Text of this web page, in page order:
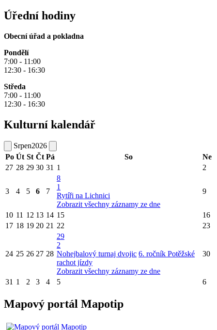
Úřední hodiny
Obecní úřad a pokladna
Pondělí
7:00 - 11:00
12:30 - 16:30
Středa
7:00 - 11:00
12:30 - 16:30
Kulturní kalendář
Srpen2026
Po Út St Čt Pá So
Ne
27 28 29 30 31 1 2
3 4 5 6 7
8
1
Rytíři na Lichnici
Zobrazit všechny záznamy ze dne
9
10 11 12 13 14 15
16
17 18 19 20 21 22 23
24 25 26 27 28
29
2
Nohejbalový turnaj dvojic 6. ročník Potěžské
rachot jízdy
Zobrazit všechny záznamy ze dne
30
31 1 2 3 4 5 6
Mapový portál Mapotip